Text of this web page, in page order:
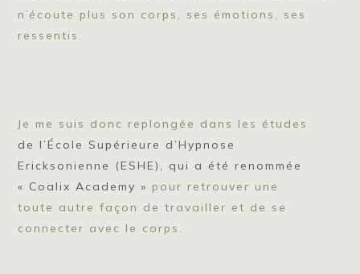
n’écoute plus son corps, ses émotions, ses
ressentis.
Je me suis donc replongée dans les études
de l’École Supérieure d’Hypnose
Ericksonienne (ESHE), qui a été renommée
« Coalix Academy » pour retrouver une
toute autre façon de travailler et de se
connecter avec le corps.